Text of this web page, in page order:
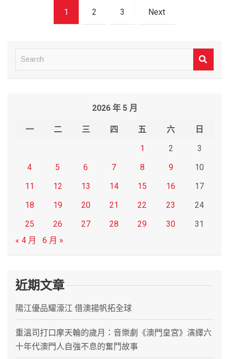
1 2 3 Next
e
2026 年 5 月
一 二 三 四 五 六
日
1
2
3
4
5 6 7 8 9
10
11
12 13 14 15 16
17
18
19 20 21 22 23
24
25
26 27 28 29 30
31
« 4 月
6 月 »
近期文章
陽江優品耀濠江 借澳揚帆拓全球
重溫司打口摩天輪的歲月：音樂劇《澳門皇宮》演繹六
十年代澳門人自強不息的奮鬥故事